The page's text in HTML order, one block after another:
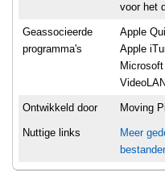
voor het
Geassocieerde
programma's
Apple
Apple
Ontwikkeld door Moving
Nuttige links
Meer